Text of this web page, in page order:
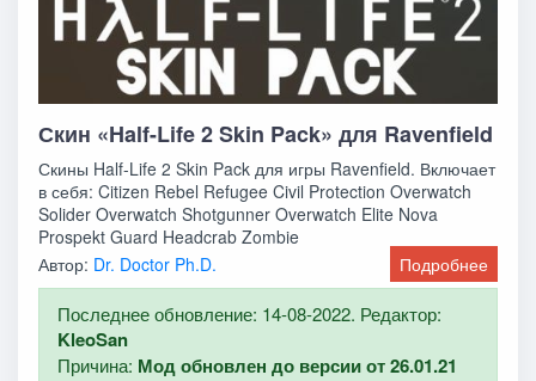
Скин «Half-Life 2 Skin Pack» для Ravenfield
Скины Half-Life 2 Skin Pack для игры Ravenfield. Включает
в себя: Citizen Rebel Refugee Civil Protection Overwatch
Solider Overwatch Shotgunner Overwatch Elite Nova
Prospekt Guard Headcrab Zombie
Автор: Dr. Doctor Ph.D. Подробнее
Последнее обновление: 14-08-2022. Редактор:
KleoSan
Причина: Мод обновлен до версии от 26.01.21